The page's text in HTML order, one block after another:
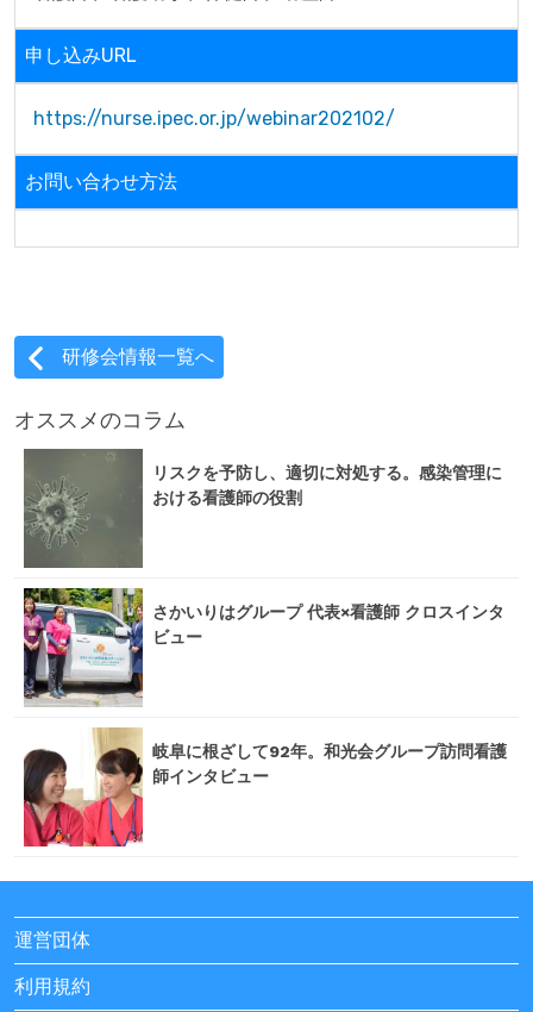
申し込みURL
https://nurse.ipec.or.jp/webinar202102/
お問い合わせ方法
研修会情報一覧へ
オススメのコラム
リスクを予防し、適切に対処する。感染管理に
おける看護師の役割
さかいりはグループ 代表×看護師 クロスインタ
ビュー
岐阜に根ざして92年。和光会グループ訪問看護
師インタビュー
運営団体
利用規約